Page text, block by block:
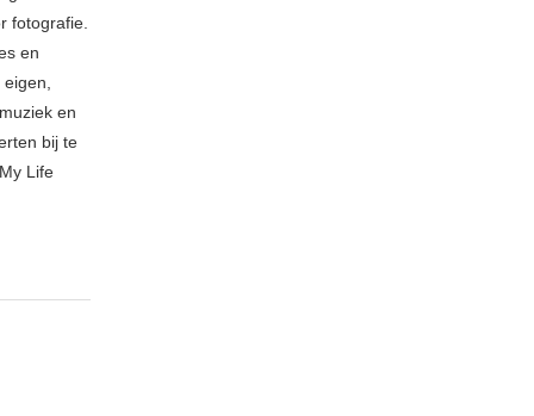
fotografie.
en
en
bij te
Life